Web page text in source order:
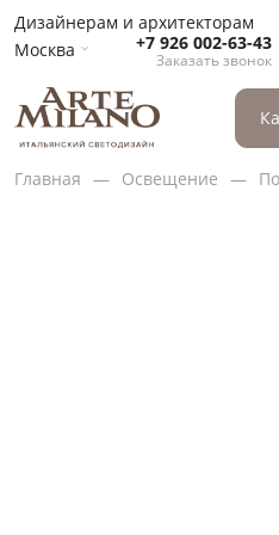
Дизайнерам и архитекторам
Москва
+7 926 002-63-43
Заказать звонок
Главная Освещение